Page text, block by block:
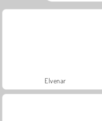
Elvenar